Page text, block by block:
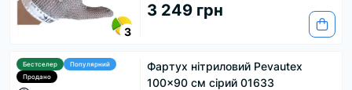
3
3 249 грн
Бестселер
Популярний
Продано
Фартух нітриловий Pevautex
100x90 см сірий 01633